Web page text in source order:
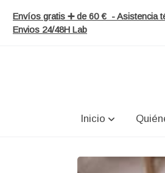
Envíos gratis ➕ de 60 € - Asistencia
Envios 24/48H Lab
Inicio